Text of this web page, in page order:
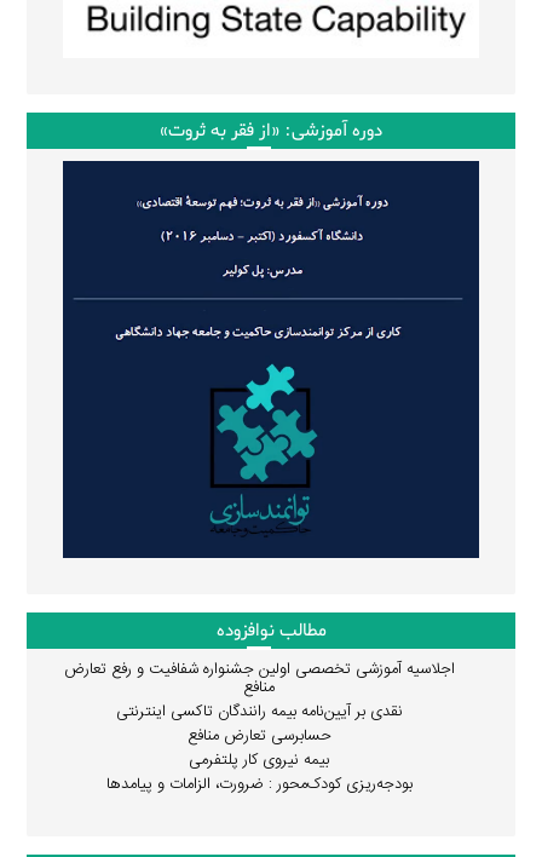
دوره آموزشی: «از فقر به ثروت»
مطالب نوافزوده
اجلاسیه آموزشی تخصصی اولین جشنواره شفافیت و رفع تعارض
منافع
نقدی بر آیین‌نامه بیمه رانندگان تاکسی اینترنتی
حسابرسی تعارض منافع
بیمه نیروی کار پلتفرمی
بودجه‌ریزی کودک‌محور : ضرورت، الزامات و پیامدها